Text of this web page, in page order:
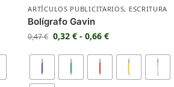
ARTÍCULOS PUBLICITARIOS, ESCRITURA
Bolígrafo Gavin
0,47€ 0,32€ - 0,66€